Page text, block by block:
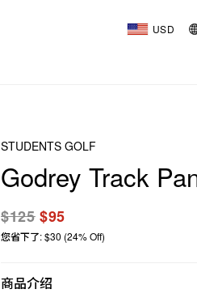
USD
STUDENTS GOLF
Godrey Track
$125$95
您省下了: $30 (24% Off)
商品介绍